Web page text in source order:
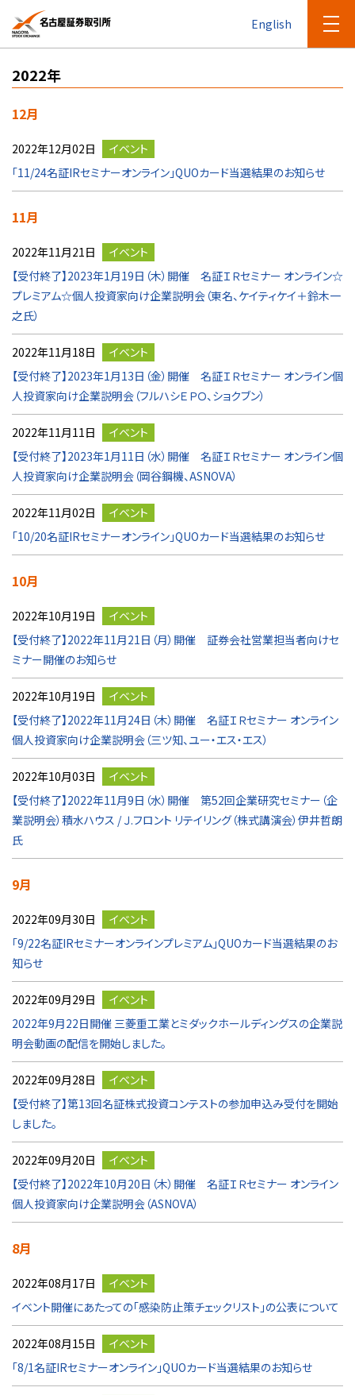
English
2022年
12月
2022年12月02日
イベント
「11/24名証IRセミナーオンライン」QUOカード当選結果のお知らせ
11月
2022年11月21日
イベント
【受付終了】2023年1月19日（木）開催 名証ＩＲセミナー オンライン☆
プレミアム☆個人投資家向け企業説明会（東名、ケイティケイ＋鈴木一
之氏）
2022年11月18日
イベント
【受付終了】2023年1月13日（金）開催 名証ＩＲセミナー オンライン個
人投資家向け企業説明会（フルハシＥＰＯ、ショクブン）
2022年11月11日
イベント
【受付終了】2023年1月11日（水）開催 名証ＩＲセミナー オンライン個
人投資家向け企業説明会（岡谷鋼機、ASNOVA）
2022年11月02日
イベント
「10/20名証IRセミナーオンライン」QUOカード当選結果のお知らせ
10月
2022年10月19日
イベント
【受付終了】2022年11月21日（月）開催 証券会社営業担当者向けセ
ミナー開催のお知らせ
2022年10月19日
イベント
【受付終了】2022年11月24日（木）開催 名証ＩＲセミナー オンライン
個人投資家向け企業説明会（三ツ知、ユー・エス・エス）
2022年10月03日
イベント
【受付終了】2022年11月9日（水）開催 第52回企業研究セミナー（企
業説明会）積水ハウス / Ｊ.フロント リテイリング（株式講演会）伊井哲朗
氏
9月
2022年09月30日
イベント
「9/22名証IRセミナーオンラインプレミアム」QUOカード当選結果のお
知らせ
2022年09月29日
イベント
2022年9月22日開催 三菱重工業とミダックホールディングスの企業説
明会動画の配信を開始しました。
2022年09月28日
イベント
【受付終了】第13回名証株式投資コンテストの参加申込み受付を開始
しました。
2022年09月20日
イベント
【受付終了】2022年10月20日（木）開催 名証ＩＲセミナー オンライン
個人投資家向け企業説明会（ASNOVA）
8月
2022年08月17日
イベント
イベント開催にあたっての「感染防止策チェックリスト」の公表について
2022年08月15日
イベント
「8/1名証IRセミナーオンライン」QUOカード当選結果のお知らせ